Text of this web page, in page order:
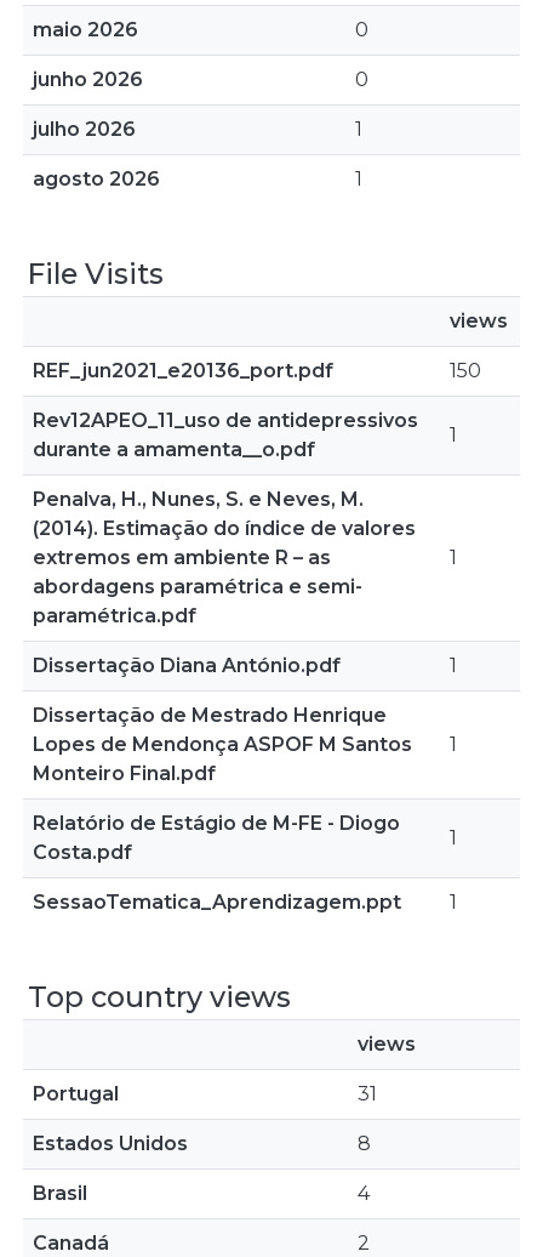
maio 2026 0
junho 2026 0
julho 2026 1
agosto 2026 1
File Visits
views
REF_jun2021_e20136_port.pdf 150
Rev12APEO_11_uso de antidepressivos
durante a amamenta__o.pdf
1
Penalva, H., Nunes, S. e Neves, M.
(2014). Estimação do índice de valores
extremos em ambiente R – as
abordagens paramétrica e semi-
paramétrica.pdf
1
Dissertação Diana António.pdf 1
Dissertação de Mestrado Henrique
Lopes de Mendonça ASPOF M Santos
Monteiro Final.pdf
1
Relatório de Estágio de M-FE - Diogo
Costa.pdf
1
SessaoTematica_Aprendizagem.ppt 1
Top country views
views
Portugal 31
Estados Unidos 8
Brasil 4
Canadá 2